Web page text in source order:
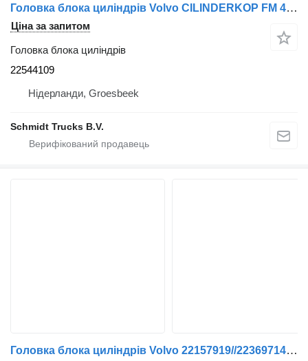
Головка блока циліндрів Volvo CILINDERKOP FM 410 EURO 6 22544109 до тягача
Ціна за запитом
Головка блока циліндрів
22544109
Нідерланди, Groesbeek
Schmidt Trucks B.V.
Головка блока циліндрів Volvo 22157919//22369714 CILINDERKOP FL240 EURO 6 до вантажівки